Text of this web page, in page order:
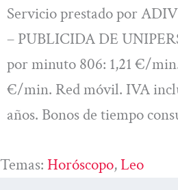
Servicio prestado por
– PUBLICIDA DE
por minuto 806: 1,21 €/
€/min. Red móvil. IVA
años. Bonos de tiempo
Temas: Horóscopo, Leo